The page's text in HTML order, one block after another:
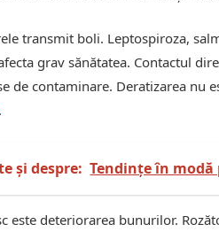
transmit boli. Leptospiroza,
grav sănătatea. Contactul
de contaminare. Deratizarea nu
.
și despre: Tendințe în
este deteriorarea bunurilor.